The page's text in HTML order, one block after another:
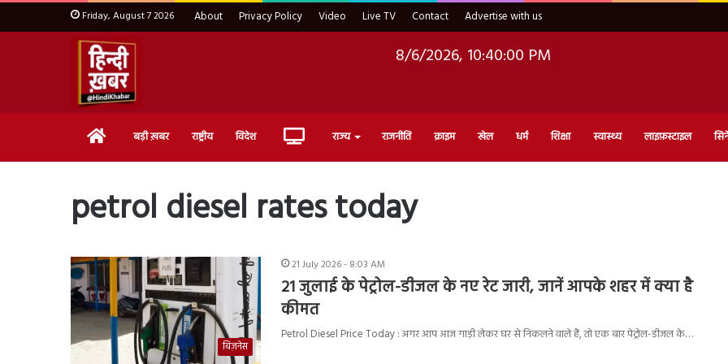
Friday, August 7 2026 About Privacy Policy Video Live TV Contact Advertise with us
8/6/2026, 10:40:01 PM
Home बड़ी ख़बर राष्ट्रीय विदेश Live राज्य राजनीति क्राइम खेल धर्म शिक्षा स्वास्थ्य लाइफ़स्टाइल
petrol diesel rates today
बिज़नेस
21 July 2026 - 8:03 AM
21 जुलाई के पेट्रोल-डीजल के नए रेट जारी, जानें आपके शहर में क्या है
कीमत
Petrol Diesel Price Today : अगर आप आज गाड़ी लेकर घर से निकलने वाले हैं, तो एक बार पेट्रोल-डीजल के…